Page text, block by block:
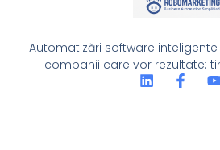
Automatizări software
companii care vor rezultate: